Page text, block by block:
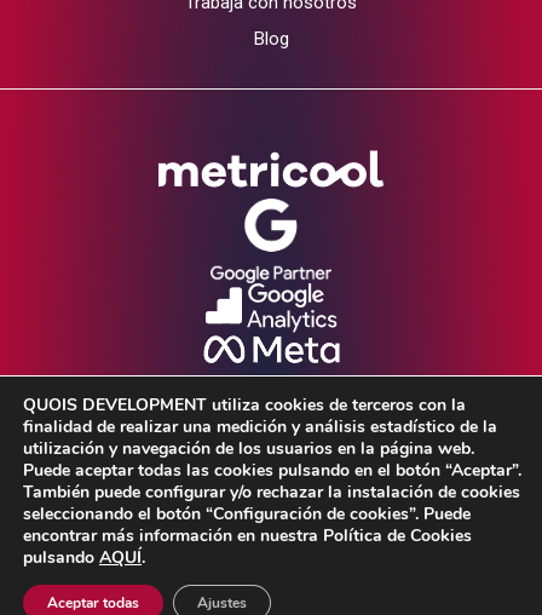
Blog
Aviso Legal •
Política de Privacidad •
© 2026 Quois Development
QUOIS DEVELOPMENT utiliza cookies de terceros con la
finalidad de realizar una medición y análisis estadístico de la
utilización y navegación de los usuarios en la página web.
Puede aceptar todas las cookies pulsando en el botón “Aceptar”.
También puede configurar y/o rechazar la instalación de cookies
seleccionando el botón “Configuración de cookies”. Puede
encontrar más información en nuestra Política de Cookies
pulsando AQUÍ.
Aceptar todas Ajustes